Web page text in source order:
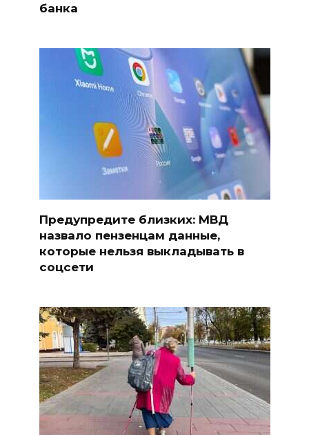
банка
Предупредите близких: МВД
назвало пензенцам данные,
которые нельзя выкладывать в
соцсети